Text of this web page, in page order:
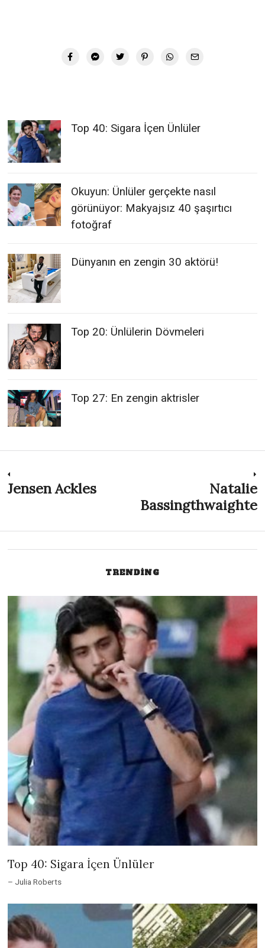
Top 40: Sigara İçen Ünlüler
Okuyun: Ünlüler gerçekte nasıl
görünüyor: Makyajsız 40 şaşırtıcı
fotoğraf
Dünyanın en zengin 30 aktörü!
Top 20: Ünlülerin Dövmeleri
Top 27: En zengin aktrisler
Post
Previous
Jensen Ackles
Natalie
Bassingthwaighte
TRENDING
Top 40: Sigara İçen Ünlüler
– Julia Roberts